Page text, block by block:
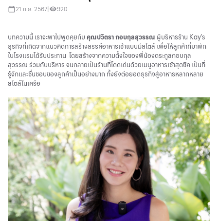
21 ก.ย. 2567 920
บทความนี้ เราจะพาไปพูดคุยกับ คุณปวิตรา กอบกุลสุวรรณ ผู้บริหารร้าน Kay's
ธุรกิจที่เกิดจากแนวคิดการสร้างสรรค์อาหารเช้าแบบมีสไตล์ เพื่อให้ลูกค้าที่มาพัก
ในโรงแรมได้รับประทาน โดยสร้างจากความตั้งใจของพี่น้องตระกูลกอบกุล
สุวรรณ ร่วมกันบริหาร จนกลายเป็นร้านที่โดดเด่นด้วยเมนูอาหารเช้าสุดชิค เป็นที่
รู้จักและชื่นชอบของลูกค้าเป็นอย่างมาก ทั้งยังต่อยอดธุรกิจสู่อาหารหลากหลาย
สไตล์ในเครือ